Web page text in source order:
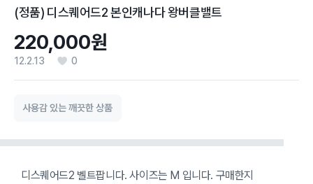
(정품) 디스퀘어드2 본인캐나다 왕버클밸트
220,000원
12.2.13 0
사용감 있는 깨끗한 상품
디스퀘어드2 벨트팝니다. 사이즈는 M 입니다. 구매한지